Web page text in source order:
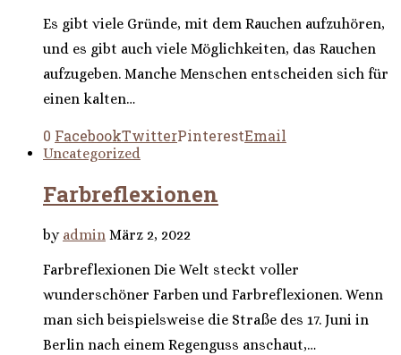
Es gibt viele Gründe, mit dem Rauchen aufzuhören,
und es gibt auch viele Möglichkeiten, das Rauchen
aufzugeben. Manche Menschen entscheiden sich für
einen kalten…
0 FacebookTwitterPinterestEmail
Uncategorized
Farbreflexionen
by admin März 2, 2022
Farbreflexionen Die Welt steckt voller
wunderschöner Farben und Farbreflexionen. Wenn
man sich beispielsweise die Straße des 17. Juni in
Berlin nach einem Regenguss anschaut,…